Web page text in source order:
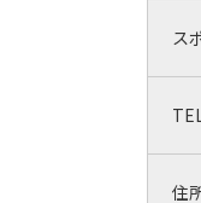
ス
住